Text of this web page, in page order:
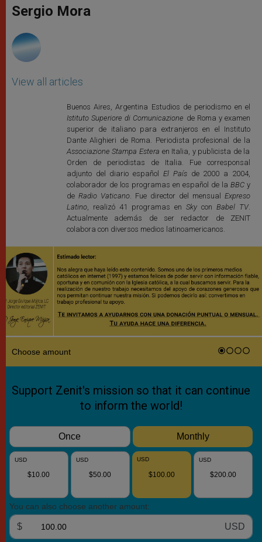
p
p
g
e
o
k
Sergio Mora
View all articles
Buenos Aires, Argentina Estudios de periodismo en el
Istituto Superiore di Comunicazione de Roma y examen
superior de italiano para extranjeros en el Instituto
Dante Alighieri de Roma. Periodista profesional de la
Associazione Stampa Estera en Italia, y publicista de la
Orden de periodistas de Italia. Fue corresponsal
adjunto del diario españolEl Paísde 2000 a 2004,
colaborador de los programas en español de la BBCy
de Radio Vaticano. Fue director del mensualExpreso
Latino, realizó 41 programas en Skycon Babel TV.
Actualmente además de ser redactor de ZENIT
colabora con diversos medios latinoamericanos.